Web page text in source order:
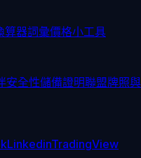
算器詞彙價格小工具
安全性儲備證明聯盟牌照與
LinkedinTradingView